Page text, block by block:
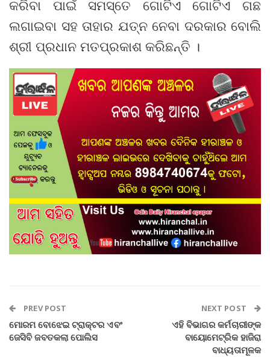
କରିବା ପାଇଁ ସମସ୍ତେ ଗୋଟିଏ ଗୋଟିଏ ଗଛ
ଲଗାଇବା ସହ ତାହାର ଯତ୍ନ ନେବା ଦରକାର ବୋଲି
ଶ୍ରୀ ପ୍ରଧାନ ମତପ୍ରକାଶ କରିଛନ୍ତି ।
PREV POST
ମୋରମ ବୋଝେଇ ଟ୍ରାକ୍ଟର ଏବଂ
ଜେସିବି ଜବତକଲା ପୋଲିସ
NEXT POST
ଏହି ବିଭାଗର କର୍ମଚାରୀଙ୍କ
ବାୟୋମେଟ୍ରିକ ହାଜିରା
ବାଧ୍ୟତାମୂଳକ